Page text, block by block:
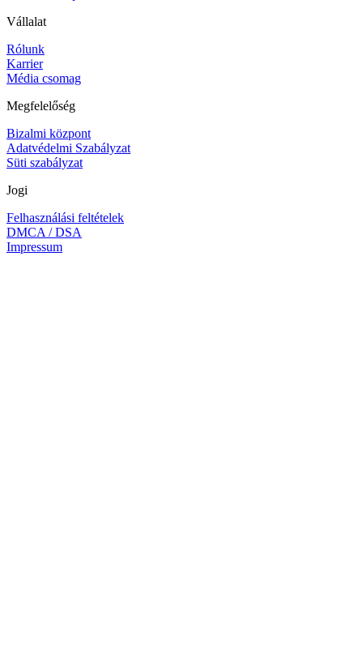
Vállalat
Rólunk
Karrier
Média csomag
Megfelelőség
Bizalmi központ
Adatvédelmi Szabályzat
Süti szabályzat
Jogi
Felhasználási feltételek
DMCA / DSA
Impressum